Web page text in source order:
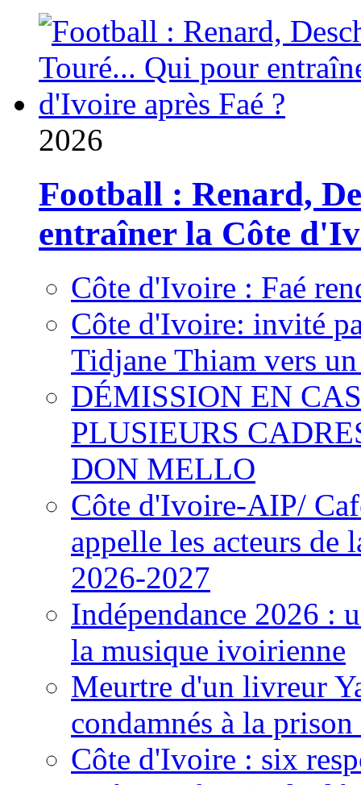
2026
Football : Renard,
entraîner la Côte
Côte d'Ivoire : Faé
Côte d'Ivoire: invité
Tidjane Thiam vers
DÉMISSION EN
PLUSIEURS
DON MELLO
Côte d'Ivoire-AIP/
appelle les acteurs de
2026-2027
Indépendance 2026 :
la musique ivoirienne
Meurtre d'un livreur
condamnés à la
Côte d'Ivoire : six